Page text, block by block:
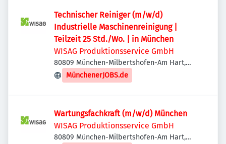
Technischer Reiniger (m/w/d)
Industrielle Maschinenreinigung |
Teilzeit 25 Std./Wo. | in München
WISAG Produktionsservice GmbH
80809 München-Milbertshofen-Am Hart,
Deutschland
MünchenerJOBS.de
Wartungsfachkraft (m/w/d) München
WISAG Produktionsservice GmbH
80809 München-Milbertshofen-Am Hart,